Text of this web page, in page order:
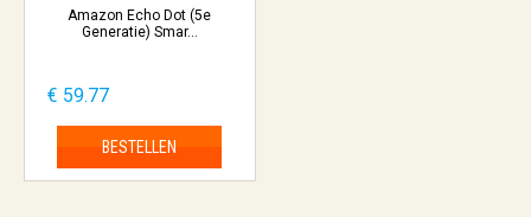
Amazon Echo Dot (5e
Generatie) Smar...
€ 59.77
BESTELLEN